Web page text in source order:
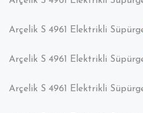
Arçelik S 4961 Elektrikli
Arçelik S 4961 Elektrikli
Arçelik S 4961 Elektrikli